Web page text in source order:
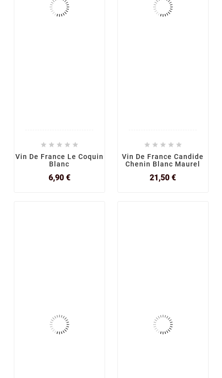
    
Vin De France Le Coquin
Blanc
6,90 €Prix
    
Vin De France Candide
Chenin Blanc Maurel
21,50 €Prix